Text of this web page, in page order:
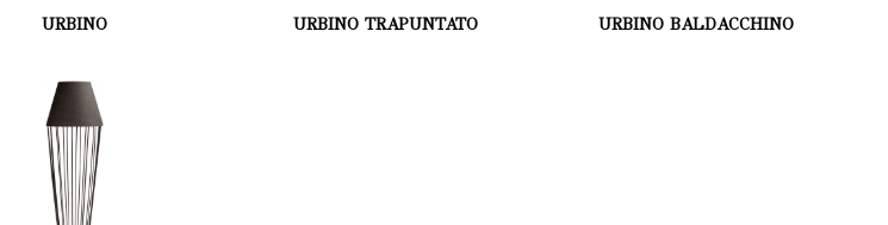
URBINO URBINO TRAPUNTATO URBINO BALDACCHINO